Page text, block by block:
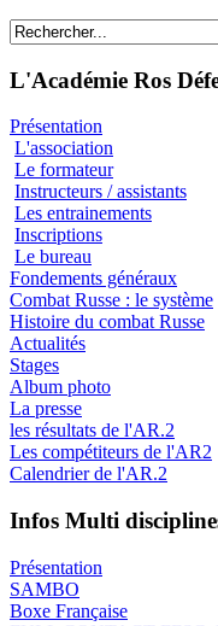
L'Académie Ros
Présentation
L'association
Le formateur
Instructeurs / assistants
Les entrainements
Inscriptions
Le bureau
Fondements généraux
Combat Russe : le système
Histoire du combat Russe
Actualités
Stages
Album photo
La presse
les résultats de l'AR.2
Les compétiteurs de l'AR2
Calendrier de l'AR.2
Infos Multi
Présentation
SAMBO
Boxe Française